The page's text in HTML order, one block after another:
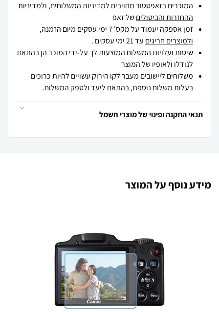
המוכרים בזאפסטור מחויבים למדיניות המשלוחים, ולמדיניות
ההחזרות והביטוליםשל זאפ
זמן אספקה יעמוד על מקס' 7 ימי עסקים מיום הזמנה,
ולמוצרים חריגים עד 21 ימי עסקים .
שיטות ועלויות המשלוח המוצעות לך על-ידי המוכר הן בהתאם
לגודלו ולאופיו של המוצר
משלוחים ליישובים מעבר לקו הירוק עשויים להיות כרוכים
בעלות משלוח נוספת, בהתאם ליעד ולספק המשלוח.
תנאי התקנה ופינוי של מוצרי חשמל
מידע נוסף על המוצר